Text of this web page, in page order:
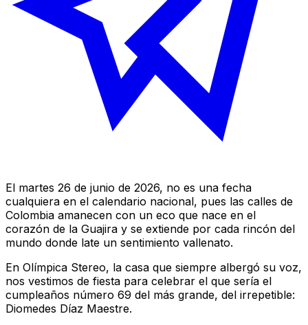
El martes 26 de junio de 2026, no es una fecha
cualquiera en el calendario nacional, pues las calles de
Colombia amanecen con un eco que nace en el
corazón de la Guajira y se extiende por cada rincón del
mundo donde late un sentimiento vallenato.
En Olímpica Stereo, la casa que siempre albergó su voz,
nos vestimos de fiesta para celebrar el que sería el
cumpleaños número 69 del más grande, del irrepetible:
Diomedes Díaz Maestre.